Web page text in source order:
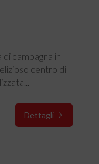
campagna in
centro di
Dettagli